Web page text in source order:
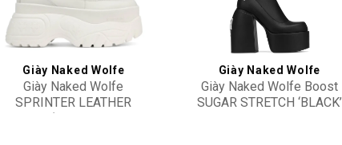
Add to
Giày Naked Wolfe
Giày Naked Wolfe
SPRINTER LEATHER
‘WHITE’
Giày Naked Wolfe
Giày Naked Wolfe Boost
SUGAR STRETCH ‘BLACK’